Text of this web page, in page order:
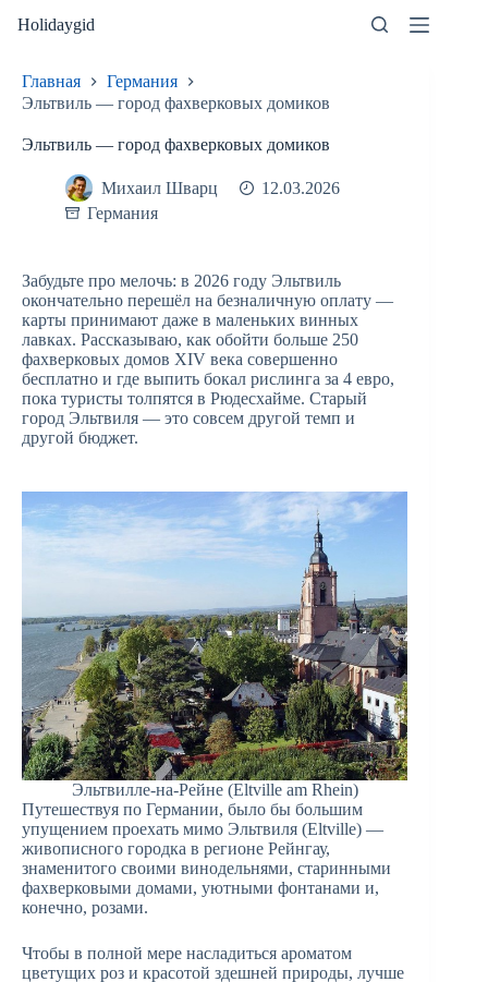
Holidaygid
Главная
Германия
Эльтвиль — город фахверковых домиков
Эльтвиль — город фахверковых домиков
Михаил Шварц
12.03.2026
Германия
Забудьте про мелочь: в 2026 году Эльтвиль
окончательно перешёл на безналичную оплату —
карты принимают даже в маленьких винных
лавках. Рассказываю, как обойти больше 250
фахверковых домов XIV века совершенно
бесплатно и где выпить бокал рислинга за 4 евро,
пока туристы толпятся в Рюдесхайме. Старый
город Эльтвиля — это совсем другой темп и
другой бюджет.
Эльтвилле-на-Рейне (Eltville am Rhein)
Путешествуя по Германии, было бы большим
упущением проехать мимо Эльтвиля (Eltville) —
живописного городка в регионе Рейнгау,
знаменитого своими винодельнями, старинными
фахверковыми домами, уютными фонтанами и,
конечно, розами.
Чтобы в полной мере насладиться ароматом
цветущих роз и красотой здешней природы, лучше